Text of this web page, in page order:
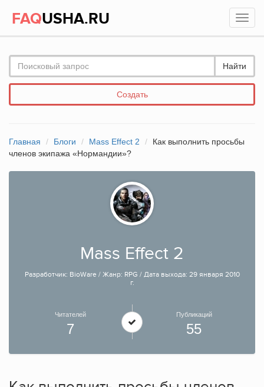
FAQUSHA.RU
Найти
Создать
Главная Блоги Mass Effect 2
Как выполнить просьбы
членов экипажа «Нормандии»?
Mass Effect 2
Разработчик: BioWare / Жанр: RPG / Дата выхода: 29 января 2010
г.
Читателей
7
Публикаций
55